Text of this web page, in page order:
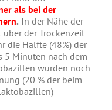
als bei der
. In der Nähe der
der Trockenzeit
die Hälfte (48%) der
5 Minuten nach dem
wurden noch
(20 % der beim